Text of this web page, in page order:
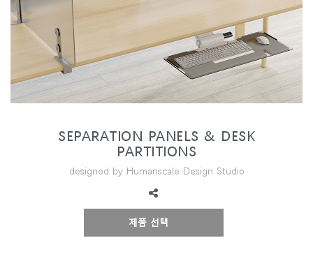
지역 설정
Opens
to
Facebook
Opens
Twitter
Opens
to
Linkedin
Opens
to
Instagram
Opens
Humanscale
Opens
to
Pinterest
Opens
to
YouTube
SEPARATION PANELS & DESK
PARTITIONS
designed by Humanscale Design Studio
제품 선택